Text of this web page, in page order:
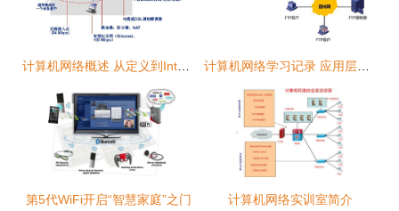
第5代WiFi开启“智慧家庭”之门 计算机网络实训室简介